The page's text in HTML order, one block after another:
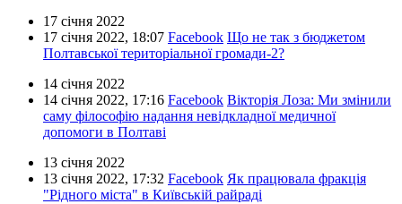
17 січня 2022
17 січня 2022, 18:07 Facebook Що не так з бюджетом
Полтавської територіальної громади-2?
14 січня 2022
14 січня 2022, 17:16 Facebook Вікторія Лоза: Ми змінили
саму філософію надання невідкладної медичної
допомоги в Полтаві
13 січня 2022
13 січня 2022, 17:32 Facebook Як працювала фракція
"Рідного міста" в Київській райраді